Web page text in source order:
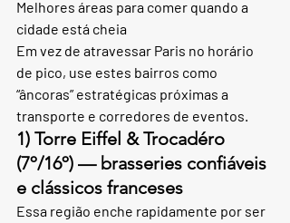
Melhores áreas para comer quando a
cidade está cheia
Em vez de atravessar Paris no horário
de pico, use estes bairros como
“âncoras” estratégicas próximas a
transporte e corredores de eventos.
1) Torre Eiffel & Trocadéro
(7º/16º) — brasseries confiáveis
e clássicos franceses
Essa região enche rapidamente por ser